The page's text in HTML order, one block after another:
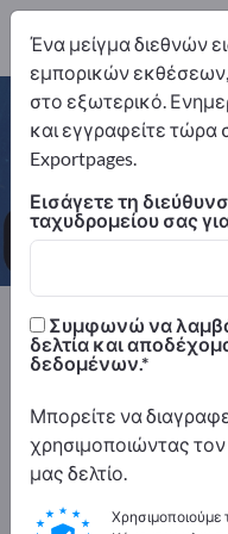
Διακοσμήσεις
Εξαγωγείς
24
Exportpages
Εξοπλισμός της
Διακοσμήσεις
Exportpages!
Ανάγκες –
Ένα μείγμα διεθνών
εμπορικών
στο εξωτερικό.
και εγγραφείτε τώρα
Exportpages.
Εισάγετε τη
ταχυδρομείου σας
Συμφωνώ να
δελτία και
δεδομένων.
Μπορείτε να
χρησιμοποιώντας
μας δελτίο.